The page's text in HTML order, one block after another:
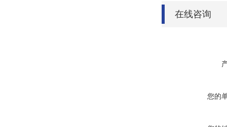
在线咨询
您的